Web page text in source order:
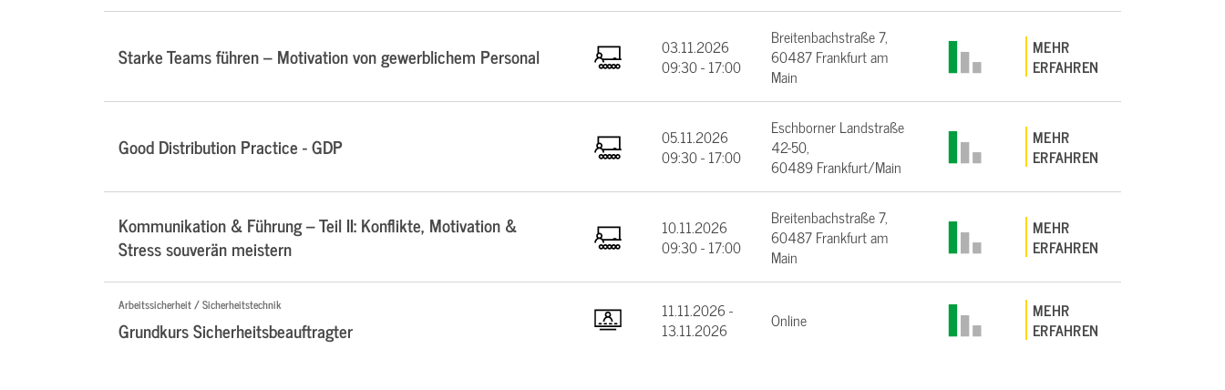
Starke Teams führen – Motivation von gewerblichem Personal
03.11.2026
09:30 - 17:00
Breitenbachstraße 7,
60487 Frankfurt am
Main
MEHR
ERFAHREN
Good Distribution Practice - GDP
05.11.2026
09:30 - 17:00
Eschborner Landstraße
42-50,
60489 Frankfurt/Main
MEHR
ERFAHREN
Kommunikation & Führung – Teil II: Konflikte, Motivation &
Stress souverän meistern
10.11.2026
09:30 - 17:00
Breitenbachstraße 7,
60487 Frankfurt am
Main
MEHR
ERFAHREN
Arbeitssicherheit / Sicherheitstechnik
Grundkurs Sicherheitsbeauftragter
11.11.2026 -
13.11.2026
Online
MEHR
ERFAHREN